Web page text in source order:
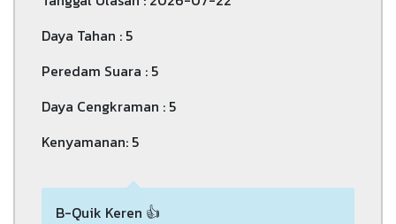
Daya Tahan : 5
Peredam Suara : 5
Daya Cengkraman : 5
Kenyamanan: 5
B-Quik Keren 👍